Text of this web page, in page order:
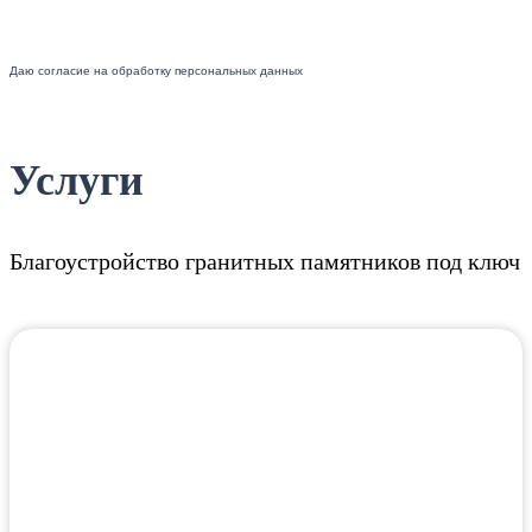
Даю согласие на обработку персональных данных
Услуги
Благоустройство гранитных памятников под ключ